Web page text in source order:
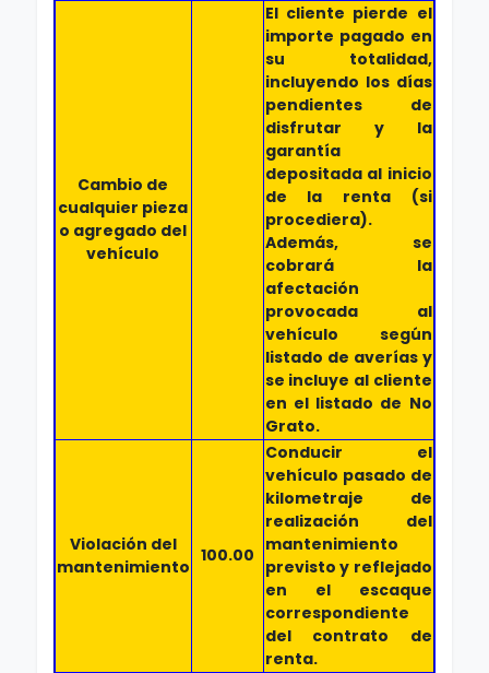
Cambio de
cualquier pieza
o agregado del
vehículo
El cliente pierde el
importe pagado en
su totalidad,
incluyendo los días
pendientes de
disfrutar y la
garantía
depositada al inicio
de la renta (si
procediera).
Además, se
cobrará la
afectación
provocada al
vehículo según
listado de averías y
se incluye al cliente
en el listado de No
Grato.
Violación del
mantenimiento
100.00
Conducir el
vehículo pasado de
kilometraje de
realización del
mantenimiento
previsto y reflejado
en el escaque
correspondiente
del contrato de
renta.